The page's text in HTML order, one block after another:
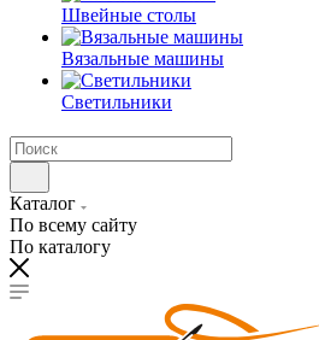
Швейные столы
Вязальные машины
Светильники
Каталог
По всему сайту
По каталогу